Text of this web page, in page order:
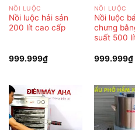
NỒI LUỘC
Nồi luộc hải sản
200 lít cao cấp
999.999₫
NỒI LUỘC
Nồi luộc
chưng
suất 500
999.999₫